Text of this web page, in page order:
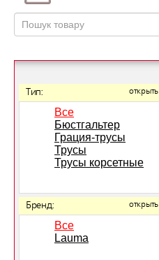
Тип: открыть
Все
Бюстгальтер
Грация-трусы
Трусы
Трусы корсетные
Бренд: открыть
Все
Lauma